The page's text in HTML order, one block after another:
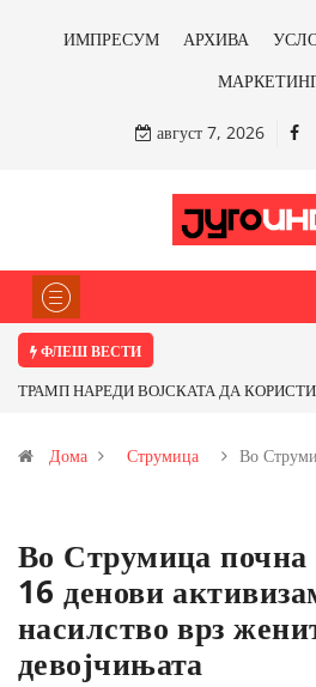
ИМПРЕСУМ АРХИВА
август 7, 2026
ФЛЕШ ВЕСТИ
Почнува реконструкцијата на улицата „5-
Дома Струмица Во
Во Струмица почна
16 денови
насилство врз
девојчињата